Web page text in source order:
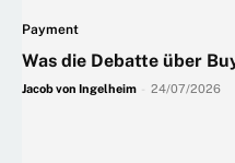
Payment
Was die Debatte über
Jacob von Ingelheim 24/07/2026